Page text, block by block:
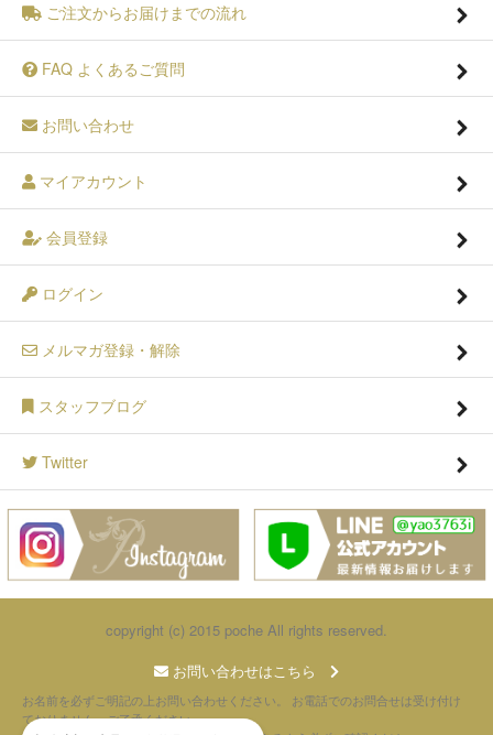
ご注文からお届けまでの流れ
FAQ よくあるご質問
お問い合わせ
マイアカウント
会員登録
ログイン
メルマガ登録・解除
スタッフブログ
Twitter
copyright (c) 2015 poche All rights reserved.
お問い合わせはこちら
お名前を必ずご明記の上お問い合わせください。 お電話でのお問合せは受け付け
ておりません。ご了承ください。